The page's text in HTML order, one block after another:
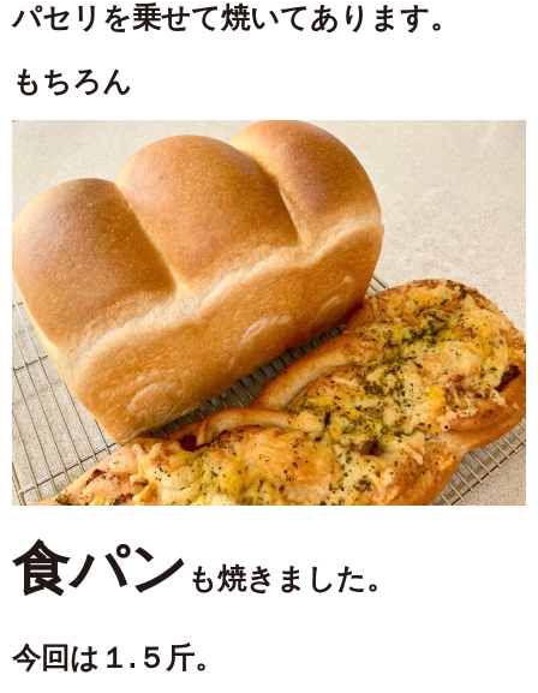
パセリを乗せて焼いてあります。
もちろん
食パン も焼きました。
今回は１.５斤。